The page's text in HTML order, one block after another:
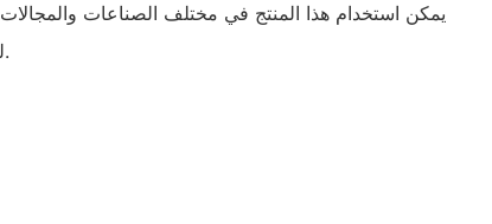
يمكن استخدام هذا المنتج في مختلف الصناعات
لمواجهة تحديات المنافسة في السوق.